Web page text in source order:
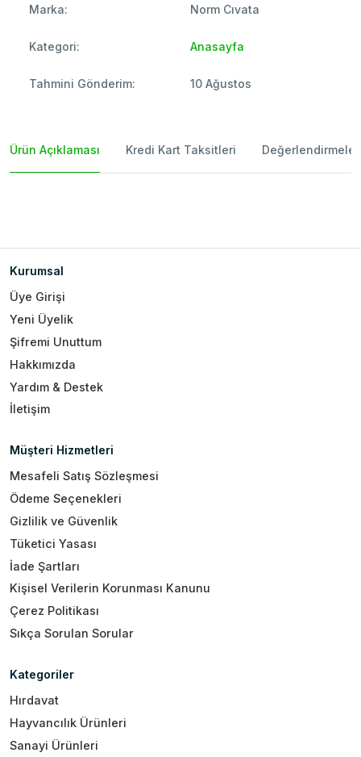
Marka: Norm Cıvata
Kategori: Anasayfa
Tahmini Gönderim: 10 Ağustos
Ürün Açıklaması Kredi Kart Taksitleri Değerlendirmeler
Kurumsal
Üye Girişi
Yeni Üyelik
Şifremi Unuttum
Hakkımızda
Yardım & Destek
İletişim
Müşteri Hizmetleri
Mesafeli Satış Sözleşmesi
Ödeme Seçenekleri
Gizlilik ve Güvenlik
Tüketici Yasası
İade Şartları
Kişisel Verilerin Korunması Kanunu
Çerez Politikası
Sıkça Sorulan Sorular
Kategoriler
Hırdavat
Hayvancılık Ürünleri
Sanayi Ürünleri